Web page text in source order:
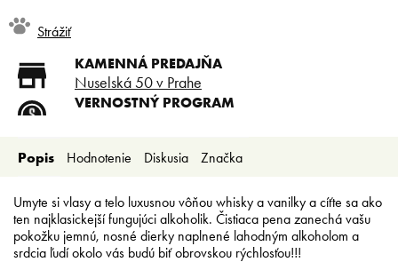
Jednotková
cena:Strážiť
KAMENNÁ PREDAJŇA
Nuselská 50 v Prahe
VERNOSTNÝ PROGRAM
Doprava zadarmo od 80 €
Nízke ceny pre holičov a
kaderníkov
Popis Hodnotenie Diskusia Značka
Umyte si vlasy a telo luxusnou vôňou whisky a vanilky a cíťte sa ako
ten najklasickejší fungujúci alkoholik. Čistiaca pena zanechá vašu
pokožku jemnú, nosné dierky naplnené lahodným alkoholom a
srdcia ľudí okolo vás budú biť obrovskou rýchlosťou!!!